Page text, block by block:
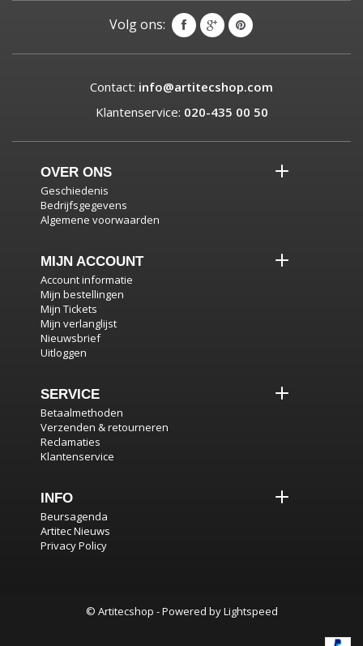
Volg ons:
Contact: info@artitecshop.com
Klantenservice: 020-435 00 50
OVER ONS
Geschiedenis
Bedrijfsgegevens
Algemene voorwaarden
MIJN ACCOUNT
Account informatie
Mijn bestellingen
Mijn Tickets
Mijn verlanglijst
Nieuwsbrief
Uitloggen
SERVICE
Betaalmethoden
Verzenden & retourneren
Reclamaties
Klantenservice
INFO
Beursagenda
Artitec Nieuws
Privacy Policy
© Artitecshop - Powered byLightspeed